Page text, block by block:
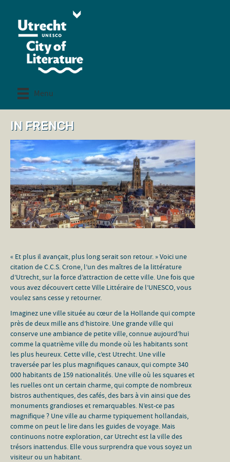
Menu
IN FRENCH
« Et plus il avançait, plus long serait son retour. » Voici une
citation de C.C.S. Crone, l’un des maîtres de la littérature
d’Utrecht, sur la force d’attraction de cette ville. Une fois que
vous avez découvert cette Ville Littéraire de l’UNESCO, vous
voulez sans cesse y retourner.
Imaginez une ville située au cœur de la Hollande qui compte
près de deux mille ans d’histoire. Une grande ville qui
conserve une ambiance de petite ville, connue aujourd’hui
comme la quatrième ville du monde où les habitants sont
les plus heureux. Cette ville, c’est Utrecht. Une ville
traversée par les plus magnifiques canaux, qui compte 340
000 habitants de 159 nationalités. Une ville où les squares et
les ruelles ont un certain charme, qui compte de nombreux
bistros authentiques, des cafés, des bars à vin ainsi que des
monuments grandioses et remarquables. N’est-ce pas
magnifique ? Une ville au charme typiquement hollandais,
comme on peut le lire dans les guides de voyage. Mais
continuons notre exploration, car Utrecht est la ville des
trésors inattendus. Elle vous surprendra que vous soyez un
visiteur ou un habitant.